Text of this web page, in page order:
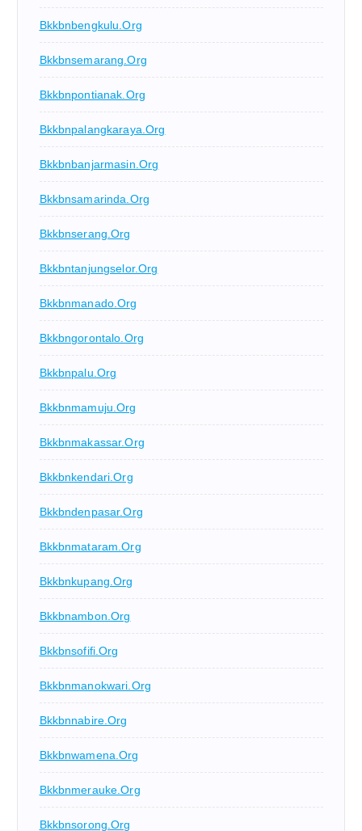
Bkkbnbengkulu.org
Bkkbnsemarang.org
Bkkbnpontianak.org
Bkkbnpalangkaraya.org
Bkkbnbanjarmasin.org
Bkkbnsamarinda.org
Bkkbnserang.org
Bkkbntanjungselor.org
Bkkbnmanado.org
Bkkbngorontalo.org
Bkkbnpalu.org
Bkkbnmamuju.org
Bkkbnmakassar.org
Bkkbnkendari.org
Bkkbndenpasar.org
Bkkbnmataram.org
Bkkbnkupang.org
Bkkbnambon.org
Bkkbnsofifi.org
Bkkbnmanokwari.org
Bkkbnnabire.org
Bkkbnwamena.org
Bkkbnmerauke.org
Bkkbnsorong.org